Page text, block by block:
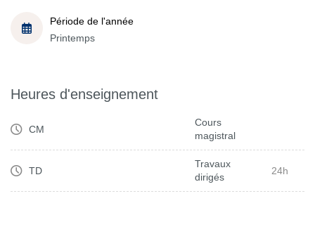
Période de l'année
Printemps
Heures d'enseignement
CM
Cours
magistral
TD
Travaux
dirigés
24h